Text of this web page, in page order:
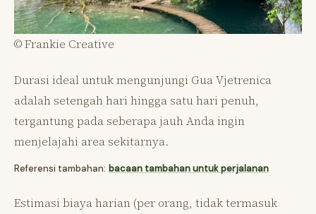
© Frankie Creative
Durasi ideal untuk mengunjungi Gua Vjetrenica
adalah setengah hari hingga satu hari penuh,
tergantung pada seberapa jauh Anda ingin
menjelajahi area sekitarnya.
Referensi tambahan: bacaan tambahan untuk perjalanan
Estimasi biaya harian (per orang, tidak termasuk